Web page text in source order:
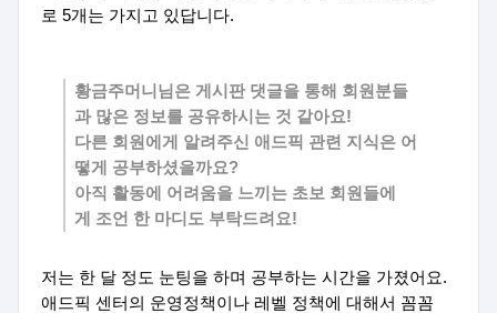
로 5개는 가지고 있답니다.
황금주머니님은 게시판 댓글을 통해 회원분들
과 많은 정보를 공유하시는 것 같아요!
다른 회원에게 알려주신 애드픽 관련 지식은 어
떻게 공부하셨을까요?
아직 활동에 어려움을 느끼는 초보 회원들에
게 조언 한 마디도 부탁드려요!
저는 한 달 정도 눈팅을 하며 공부하는 시간을 가졌어요.
애드픽 센터의 운영정책이나 레벨 정책에 대해서 꼼꼼